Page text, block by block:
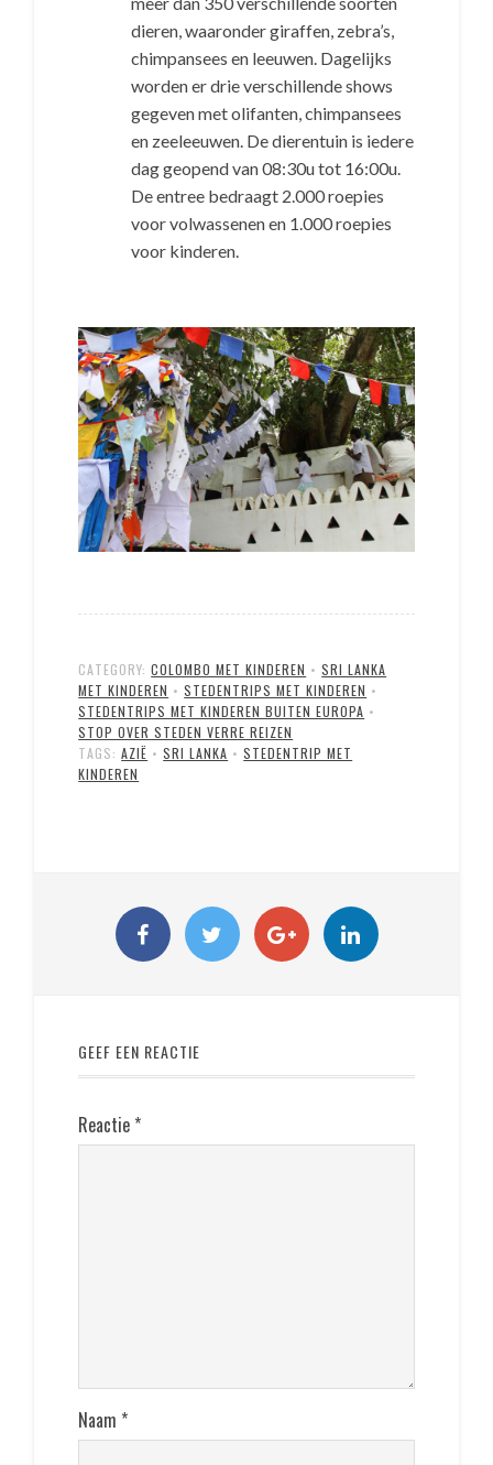
dieren, waaronder giraffen, zebra’s,
chimpansees en leeuwen. Dagelijks
worden er drie verschillende shows
gegeven met olifanten, chimpansees
en zeeleeuwen. De dierentuin is iedere
dag geopend van 08:30u tot 16:00u.
De entree bedraagt 2.000 roepies
voor volwassenen en 1.000 roepies
voor kinderen.
CATEGORY:COLOMBO MET KINDEREN •SRI LANKA
MET KINDEREN •STEDENTRIPS MET KINDEREN •
STEDENTRIPS MET KINDEREN BUITEN EUROPA •
STOP OVER STEDEN VERRE REIZEN
TAGS:AZIË •SRI LANKA •STEDENTRIP MET
KINDEREN
GEEF EEN REACTIE
Reactie *
Naam *